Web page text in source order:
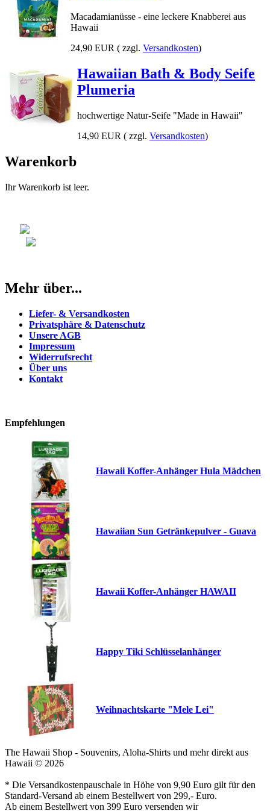
Macadamianüsse - eine leckere Knabberei aus
Hawaii
24,90 EUR ( zzgl. Versandkosten)
Hawaiian Bath & Body Seife
Plumeria
hochwertige Natur-Seife "Made in Hawaii"
14,90 EUR ( zzgl. Versandkosten)
Warenkorb
Ihr Warenkorb ist leer.
Mehr über...
Liefer- & Versandkosten
Privatsphäre & Datenschutz
Unsere AGB
Impressum
Widerrufsrecht
Über uns
Kontakt
Empfehlungen
Hawaii Koffer-Anhänger Hula Mädchen
Hawaiian Sun Getränkepulver - Guava
Hawaii Koffer-Anhänger HAWAII
Happy Tiki Schlüsselanhänger
Weihnachtskarte "Mele Lei"
The Hawaii Shop - Souvenirs, Aloha-Shirts und mehr direkt aus
Hawaii © 2026
* Die Versandkostenpauschale in Höhe von 9,90 Euro gilt für den
Standard-Versand ab einem Bestellwert von 299,- Euro.
Ab einem Bestellwert von 399 Euro versenden wir